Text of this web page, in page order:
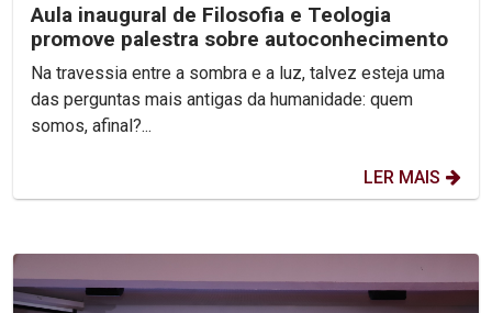
Aula inaugural de Filosofia e Teologia
promove palestra sobre autoconhecimento
Na travessia entre a sombra e a luz, talvez esteja uma
das perguntas mais antigas da humanidade: quem
somos, afinal?...
LER MAIS